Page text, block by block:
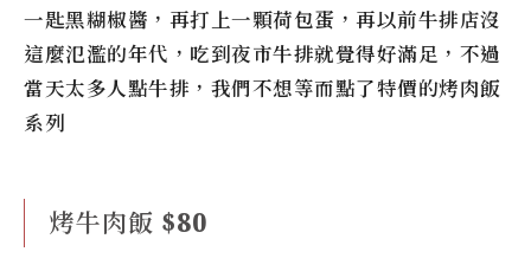
一匙黑糊椒醬，再打上一顆荷包蛋，再以前牛排店沒
這麼氾濫的年代，吃到夜市牛排就覺得好滿足，不過
當天太多人點牛排，我們不想等而點了特價的烤肉飯
系列
烤牛肉飯 $80